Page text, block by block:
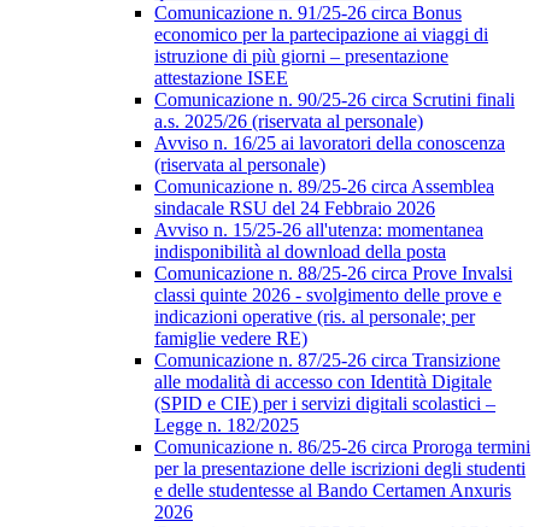
Comunicazione n. 91/25-26 circa Bonus
economico per la partecipazione ai viaggi di
istruzione di più giorni – presentazione
attestazione ISEE
Comunicazione n. 90/25-26 circa Scrutini finali
a.s. 2025/26 (riservata al personale)
Avviso n. 16/25 ai lavoratori della conoscenza
(riservata al personale)
Comunicazione n. 89/25-26 circa Assemblea
sindacale RSU del 24 Febbraio 2026
Avviso n. 15/25-26 all'utenza: momentanea
indisponibilità al download della posta
Comunicazione n. 88/25-26 circa Prove Invalsi
classi quinte 2026 - svolgimento delle prove e
indicazioni operative (ris. al personale; per
famiglie vedere RE)
Comunicazione n. 87/25-26 circa Transizione
alle modalità di accesso con Identità Digitale
(SPID e CIE) per i servizi digitali scolastici –
Legge n. 182/2025
Comunicazione n. 86/25-26 circa Proroga termini
per la presentazione delle iscrizioni degli studenti
e delle studentesse al Bando Certamen Anxuris
2026